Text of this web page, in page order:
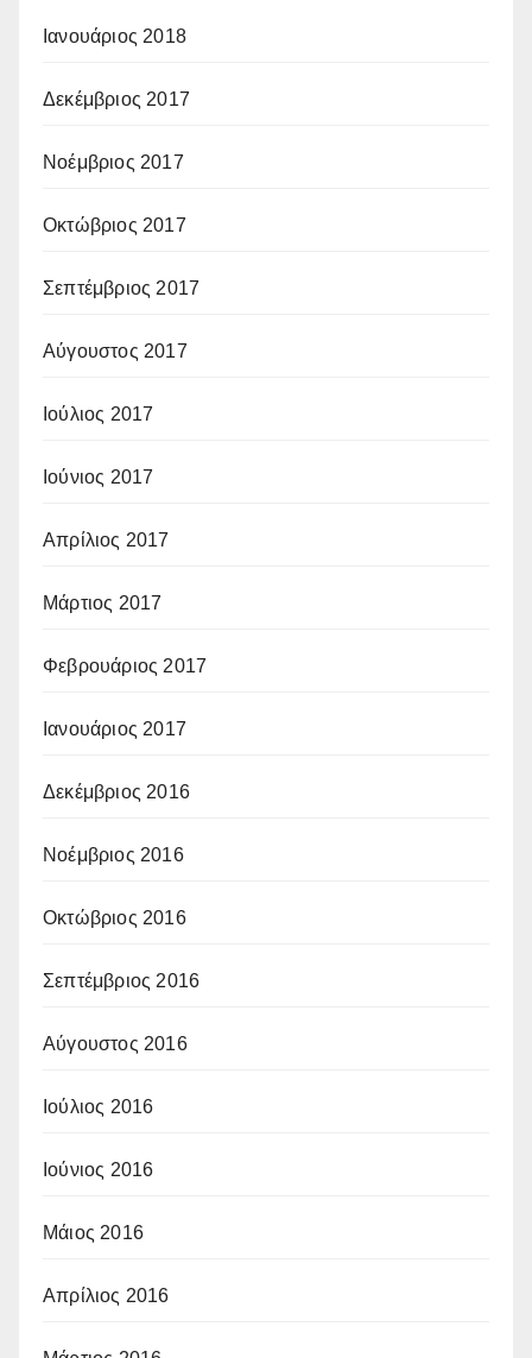
Ιανουάριος 2018
Δεκέμβριος 2017
Νοέμβριος 2017
Οκτώβριος 2017
Σεπτέμβριος 2017
Αύγουστος 2017
Ιούλιος 2017
Ιούνιος 2017
Απρίλιος 2017
Μάρτιος 2017
Φεβρουάριος 2017
Ιανουάριος 2017
Δεκέμβριος 2016
Νοέμβριος 2016
Οκτώβριος 2016
Σεπτέμβριος 2016
Αύγουστος 2016
Ιούλιος 2016
Ιούνιος 2016
Μάιος 2016
Απρίλιος 2016